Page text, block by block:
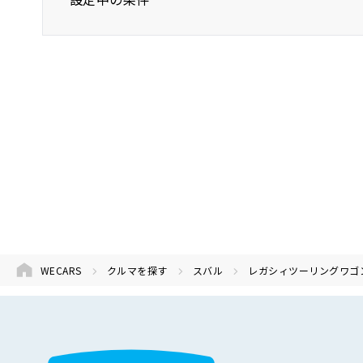
WECARS クルマを探す スバル レガシィツーリングワゴ